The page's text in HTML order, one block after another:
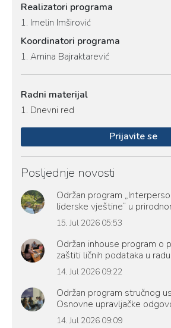
Realizatori programa
1. Imelin Imširović
Koordinatori programa
1. Amina Bajraktarević
Radni materijal
1. Dnevni red
Prijavite se
Posljednje novosti
Održan program
liderske vještine“ u
15. Jul 2026 05:53
Održan inhouse program o
zaštiti ličnih podataka u
14. Jul 2026 09:22
Održan program stručnog
Osnovne upravljačke
14. Jul 2026 09:09